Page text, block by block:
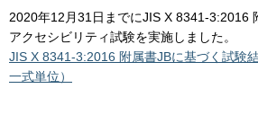
2020年12月31日までにJIS X 8341-3:2016
アクセシビリティ試験を実施しました。
JIS X 8341-3:2016 附属書JBに基づく試験
一式単位）